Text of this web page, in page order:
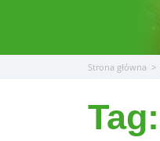
Strona główna >
Tag: